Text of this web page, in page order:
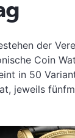
der
Coin
in 50
jeweils